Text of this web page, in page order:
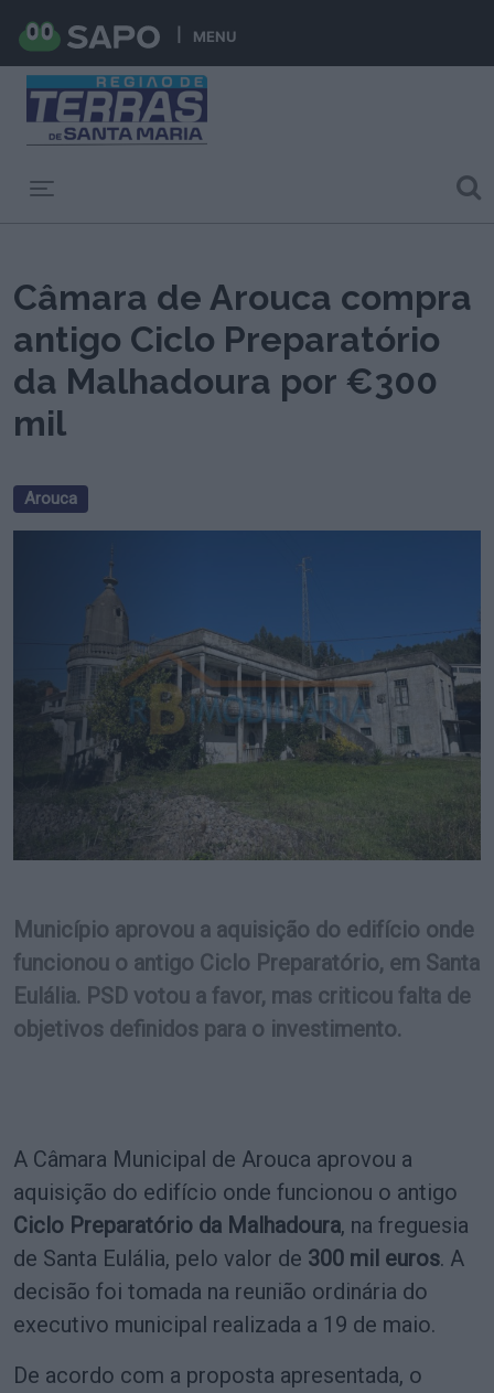
MENU
Câmara de Arouca compra
antigo Ciclo Preparatório
da Malhadoura por €300
mil
Arouca
Município aprovou a aquisição do edifício onde
funcionou o antigo Ciclo Preparatório, em Santa
Eulália. PSD votou a favor, mas criticou falta de
objetivos definidos para o investimento.
A Câmara Municipal de Arouca aprovou a
aquisição do edifício onde funcionou o antigo
Ciclo Preparatório da Malhadoura, na freguesia
de Santa Eulália, pelo valor de 300 mil euros. A
decisão foi tomada na reunião ordinária do
executivo municipal realizada a 19 de maio.
De acordo com a proposta apresentada, o